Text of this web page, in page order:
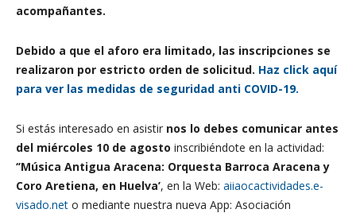
acompañantes.
Debido a que el aforo era limitado, las inscripciones se
realizaron por estricto orden de solicitud. Haz click aquí
para ver las medidas de seguridad anti COVID-19.
Si estás interesado en asistir nos lo debes comunicar antes
del miércoles 10 de agosto inscribiéndote en la actividad:
‘’Música Antigua Aracena: Orquesta Barroca Aracena y
Coro Aretiena, en Huelva’, en la Web: aiiaocactividades.e-
visado.net o mediante nuestra nueva App: Asociación